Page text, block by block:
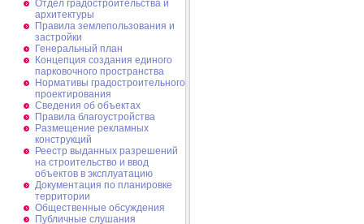
Отдел градостроительства и
архитектуры
Правила землепользования и
застройки
Генеральный план
Концепция создания единого
парковочного пространства
Нормативы градостроительного
проектирования
Сведения об объектах
Правила благоустройства
Размещение рекламных
конструкций
Реестр выданных разрешений
на строительство и ввод
объектов в эксплуатацию
Документация по планировке
территории
Общественные обсуждения
Публичные слушания